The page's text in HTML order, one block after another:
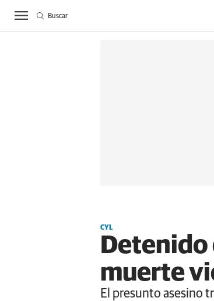
Buscar
CYL
muerte
El presunto asesino